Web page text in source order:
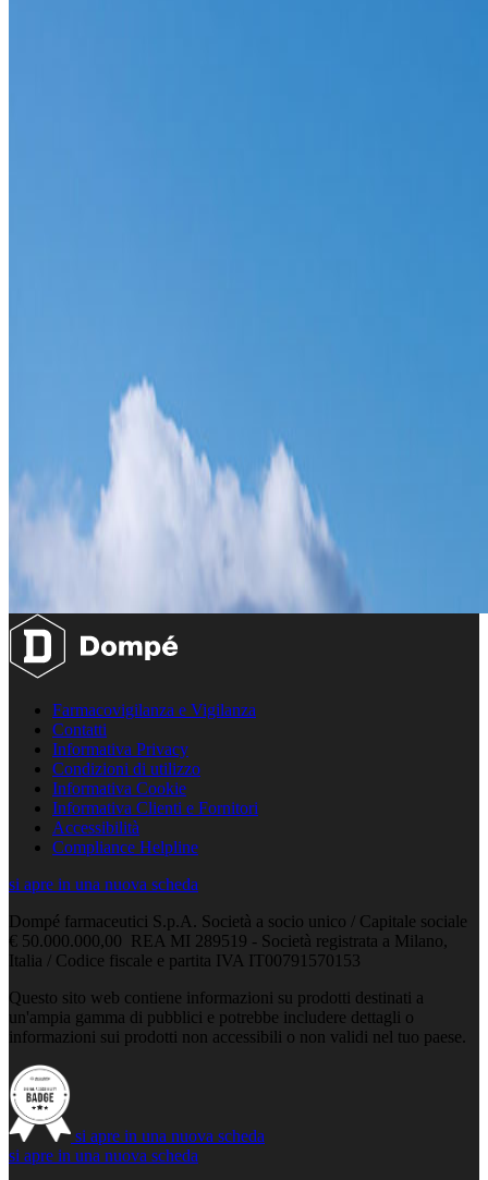
Farmacovigilanza e Vigilanza
Contatti
Informativa Privacy
Condizioni di utilizzo
Informativa Cookie
Informativa Clienti e Fornitori
Accessibilità
Compliance Helpline
si apre in una nuova scheda
Dompé farmaceutici S.p.A. Società a socio unico / Capitale sociale
€ 50.000.000,00 REA MI 289519 - Società registrata a Milano,
Italia / Codice fiscale e partita IVA IT00791570153
Questo sito web contiene informazioni su prodotti destinati a
un'ampia gamma di pubblici e potrebbe includere dettagli o
informazioni sui prodotti non accessibili o non validi nel tuo paese.
si apre in una nuova scheda
si apre in una nuova scheda